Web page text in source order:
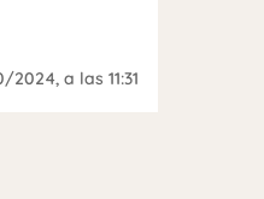
2024, a las 11:31